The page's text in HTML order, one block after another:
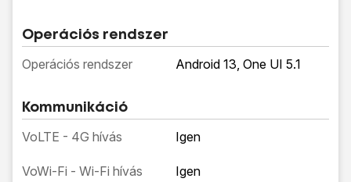
Operációs rendszer
Operációs rendszer Android 13, One UI 5.1
Kommunikáció
VoLTE - 4G hívás Igen
VoWi-Fi - Wi-Fi hívás Igen